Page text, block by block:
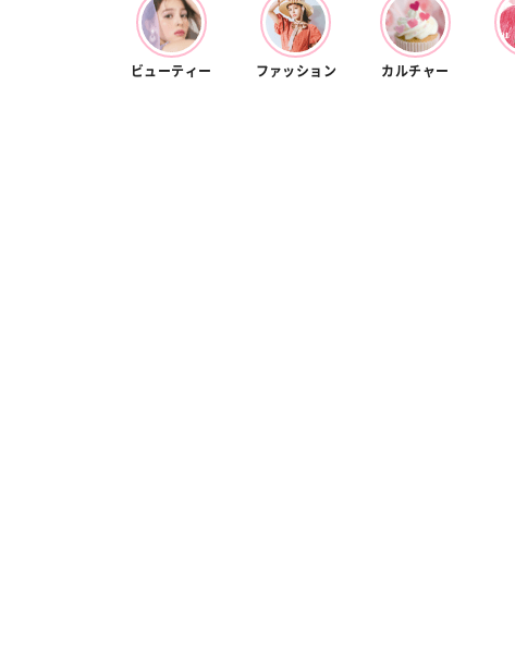
ビューティー ファッション カルチャー